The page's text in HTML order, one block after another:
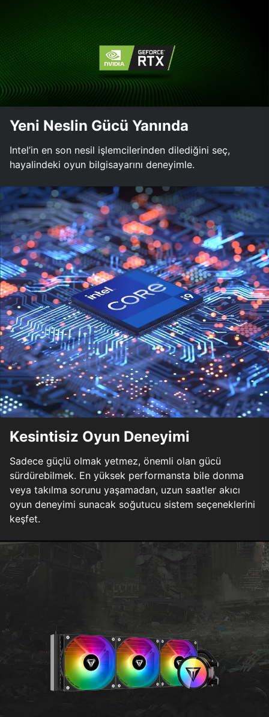
Yeni Neslin Gücü Yanında
Intel’in en son nesil işlemcilerinden dilediğini seç,
hayalindeki oyun bilgisayarını deneyimle.
Kesintisiz Oyun Deneyimi
Sadece güçlü olmak yetmez, önemli olan gücü
sürdürebilmek. En yüksek performansta bile donma
veya takılma sorunu yaşamadan, uzun saatler akıcı
oyun deneyimi sunacak soğutucu sistem seçeneklerini
keşfet.